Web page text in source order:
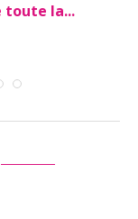
toute la...